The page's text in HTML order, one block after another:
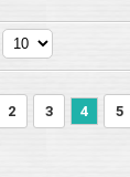
2 3 4 5